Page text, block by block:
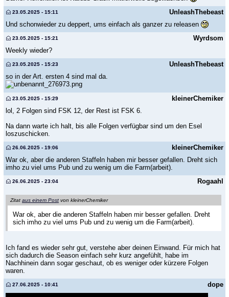
UnleashThebeast
23.05.2025 - 15:11
Und schonwieder zu deppert, ums einfach als ganzer zu releasen
Wyrdsom
23.05.2025 - 15:21
Weekly wieder?
UnleashThebeast
23.05.2025 - 15:23
so in der Art. ersten 4 sind mal da.
kleinerChemiker
23.05.2025 - 15:29
lol, 2 Folgen sind FSK 12, der Rest ist FSK 6.
Na dann warte ich halt, bis alle Folgen verfügbar sind um den Esel
loszuschicken.
kleinerChemiker
26.06.2025 - 19:06
War ok, aber die anderen Staffeln haben mir besser gefallen. Dreht sich
imho zu viel ums Pub und zu wenig um die Farm(arbeit).
Rogaahl
26.06.2025 - 23:04
Zitat aus einem Post von kleinerChemiker
War ok, aber die anderen Staffeln haben mir besser gefallen. Dreht
sich imho zu viel ums Pub und zu wenig um die Farm(arbeit).
Ich fand es wieder sehr gut, verstehe aber deinen Einwand. Für mich hat
sich dadurch die Season einfach sehr kurz angefühlt, habe im
Nachhinein dann sogar geschaut, ob es weniger oder kürzere Folgen
waren.
dope
27.06.2025 - 10:41